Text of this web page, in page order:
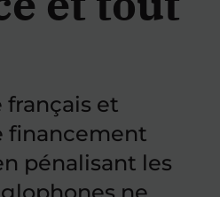
français et
financement
pénalisant les
ne